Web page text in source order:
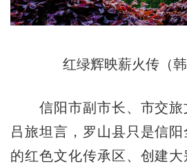
红绿辉映薪火传（韩
信阳市副市长、市交旅
吕旅坦言，罗山县只是信
的红色文化传承区、创建